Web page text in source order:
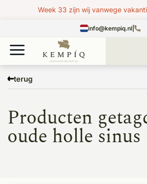
Week 33 zijn wij vanwege
info@kempiq.nl
terug
oude holle sinus
Producten
oude holle sinus